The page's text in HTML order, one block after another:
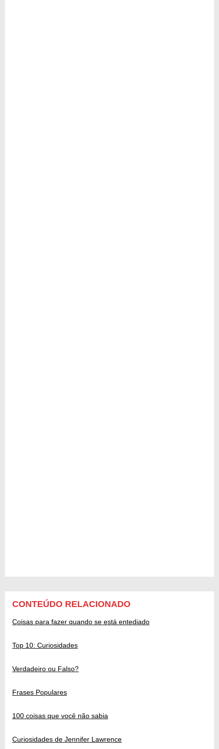
CONTEÚDO RELACIONADO
Coisas para fazer quando se está entediado
Top 10: Curiosidades
Verdadeiro ou Falso?
Frases Populares
100 coisas que você não sabia
Curiosidades de Jennifer Lawrence